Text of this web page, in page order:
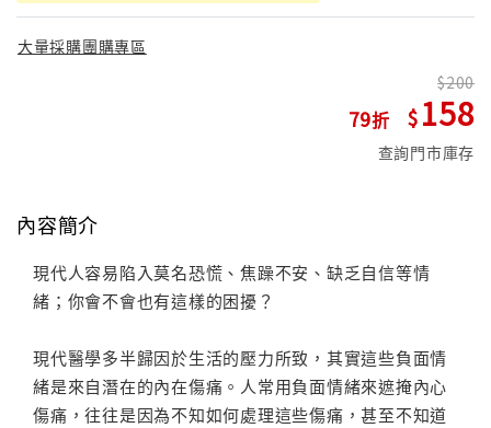
大量採購團購專區
79
200
158
查詢門市庫存
內容簡介
現代人容易陷入莫名恐慌、焦躁不安、缺乏自信等情
緒；你會不會也有這樣的困擾？
現代醫學多半歸因於生活的壓力所致，其實這些負面情
緒是來自潛在的內在傷痛。人常用負面情緒來遮掩內心
傷痛，往往是因為不知如何處理這些傷痛，甚至不知道